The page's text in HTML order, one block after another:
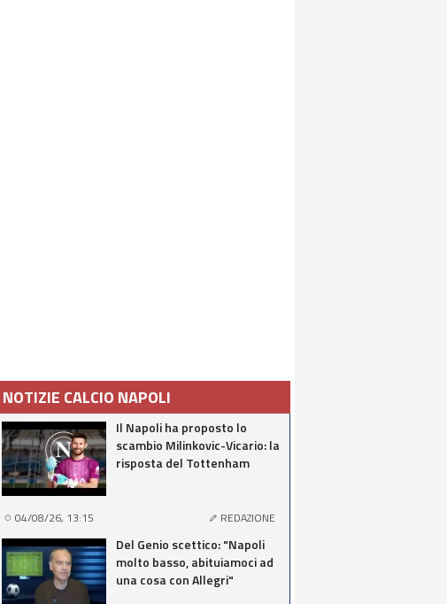
NOTIZIE CALCIO NAPOLI
Il Napoli ha proposto lo
scambio Milinkovic-Vicario: la
risposta del Tottenham
04/08/26, 13:15 REDAZIONE
Del Genio scettico: "Napoli
molto basso, abituiamoci ad
una cosa con Allegri"